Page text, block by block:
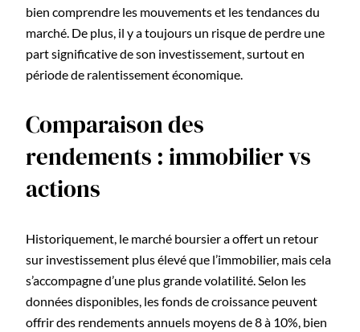
bien comprendre les mouvements et les tendances du
marché. De plus, il y a toujours un risque de perdre une
part significative de son investissement, surtout en
période de ralentissement économique.
Comparaison des
rendements : immobilier vs
actions
Historiquement, le marché boursier a offert un retour
sur investissement plus élevé que l’immobilier, mais cela
s’accompagne d’une plus grande volatilité. Selon les
données disponibles, les fonds de croissance peuvent
offrir des rendements annuels moyens de 8 à 10%, bien